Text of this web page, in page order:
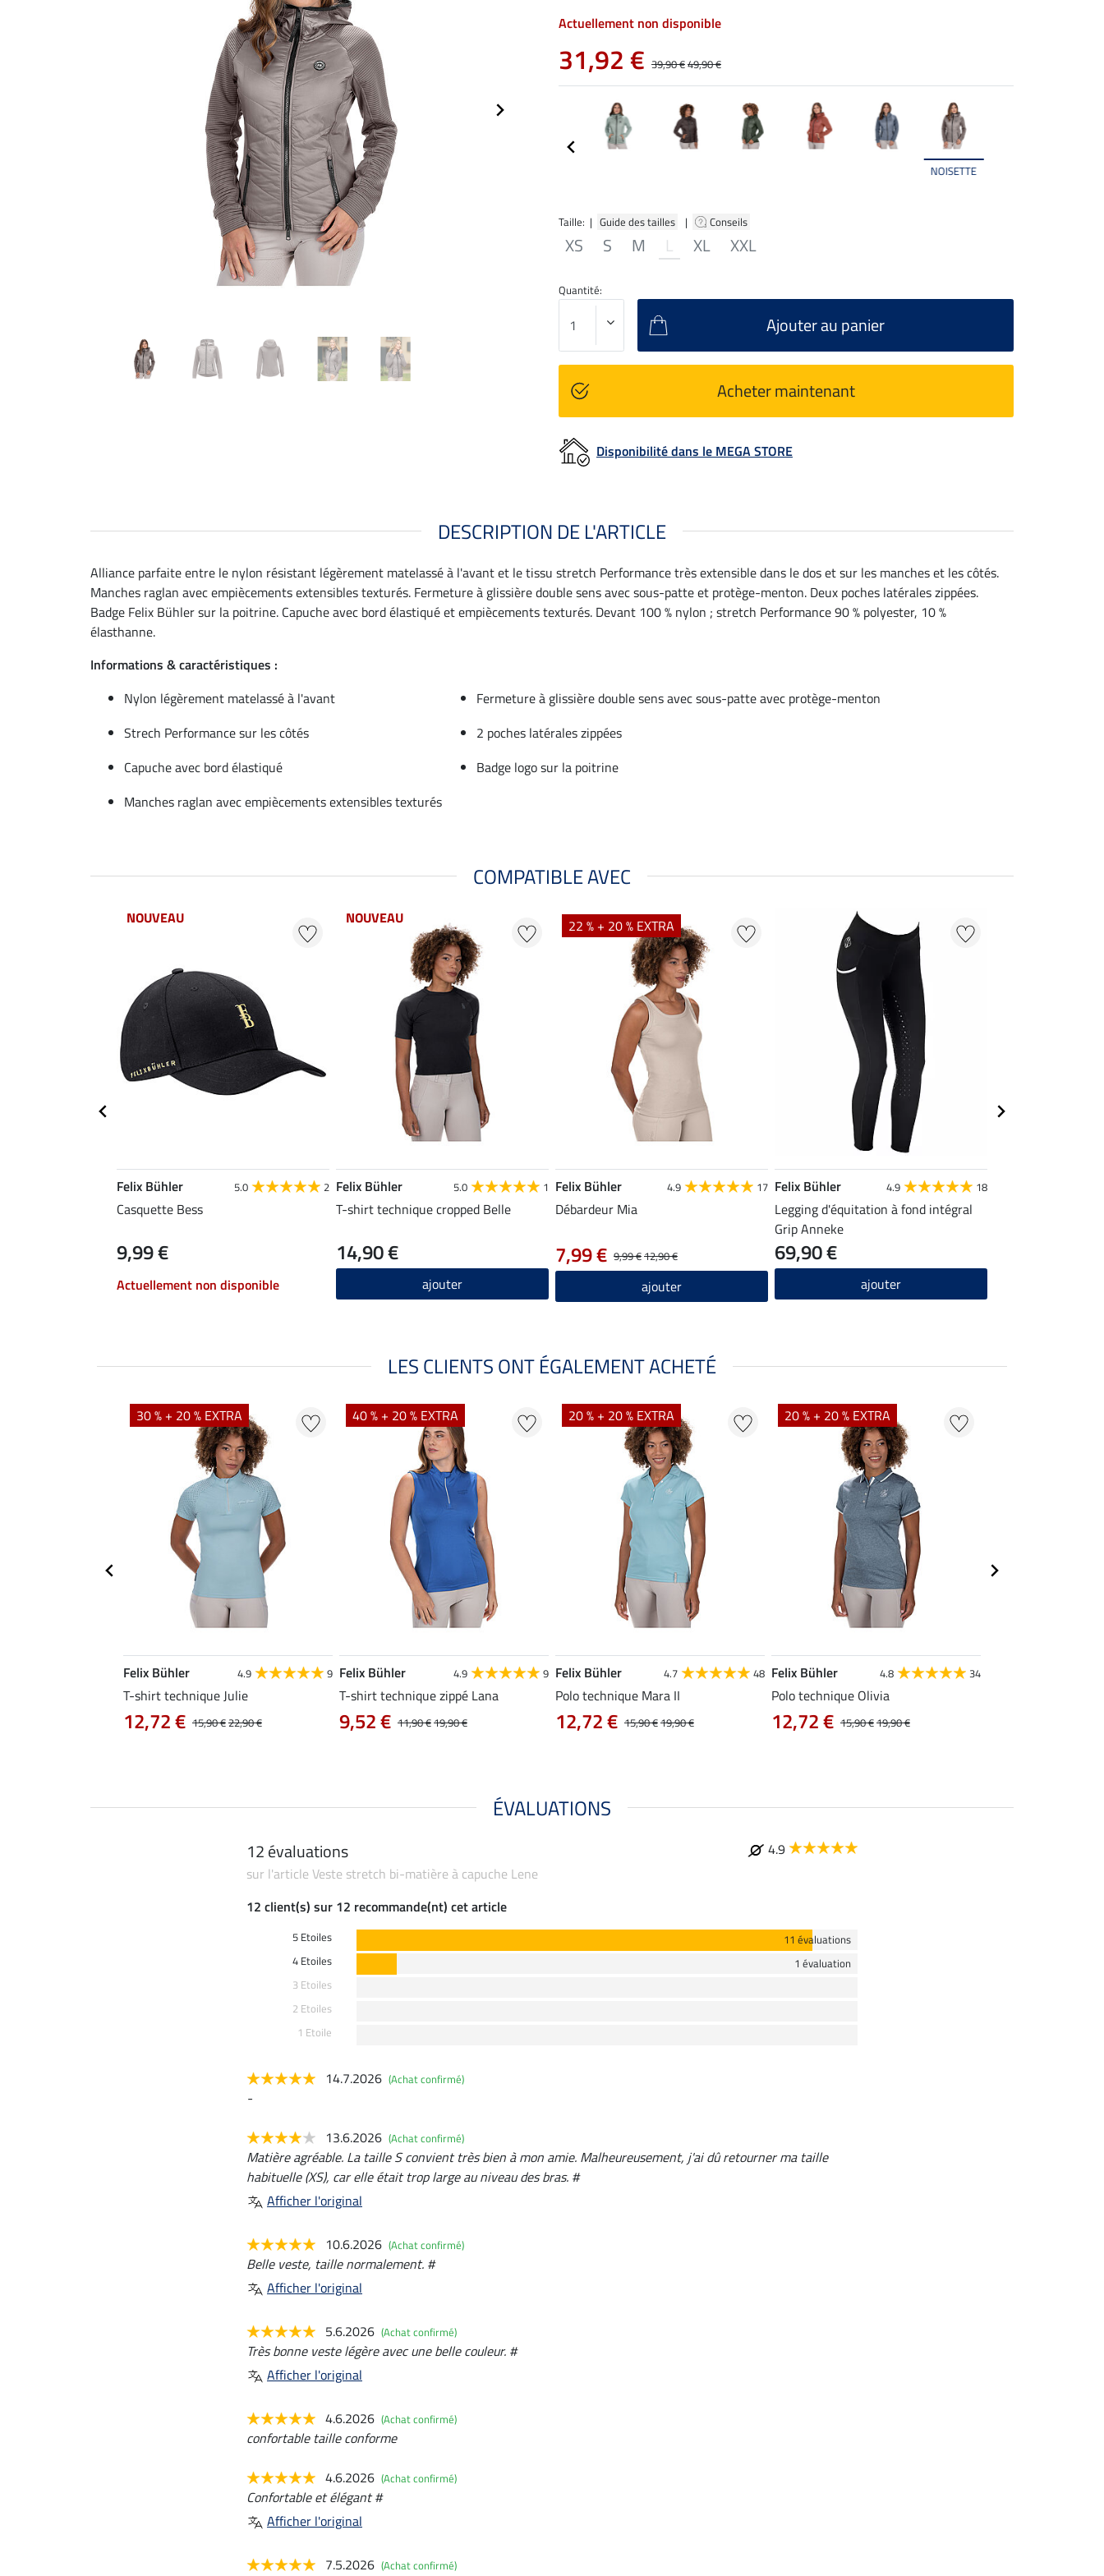
NOISETTE
Taille: | Guide des tailles | Conseils
XS S M L XL XXL
Actuellement non disponible
31,92 € 39,90 €49,90 €
Quantité:
Ajouter au panier
Acheter maintenant
Disponibilité dans le MEGA STORE
DESCRIPTION DE L'ARTICLE
Alliance parfaite entre le nylon résistant légèrement matelassé à l'avant et le tissu stretch Performance très extensible dans le dos et sur les manches et les côtés.
Manches raglan avec empiècements extensibles texturés. Fermeture à glissière double sens avec sous-patte et protège-menton. Deux poches latérales zippées.
Badge Felix Bühler sur la poitrine. Capuche avec bord élastiqué et empiècements texturés. Devant 100 % nylon ; stretch Performance 90 % polyester, 10 %
élasthanne.
Informations & caractéristiques :
Nylon légèrement matelassé à l'avant
Fermeture à glissière double sens avec sous-patte avec protège-menton
Strech Performance sur les côtés
2 poches latérales zippées
Capuche avec bord élastiqué
Badge logo sur la poitrine
Manches raglan avec empiècements extensibles texturés
COMPATIBLE AVEC
NOUVEAU
Felix Bühler 5.0 2
Casquette Bess
9,99 €
Actuellement non disponible
NOUVEAU
Felix Bühler 5.0 1
T-shirt technique cropped Belle
14,90 €
ajouter
22 % + 20 % EXTRA
Felix Bühler 4.9 17
Débardeur Mia
9,99 €12,90 €
7,99 €
ajouter
Felix Bühler 4.9 18
Legging d'équitation à fond intégral
Grip Anneke
69,90 €
ajouter
LES CLIENTS ONT ÉGALEMENT ACHETÉ
30 % + 20 % EXTRA
Felix Bühler 4.9 9
T-shirt technique Julie
15,90 €22,90 €
12,72 €
40 % + 20 % EXTRA
Felix Bühler 4.9 9
T-shirt technique zippé Lana
11,90 €19,90 €
9,52 €
20 % + 20 % EXTRA
Felix Bühler 4.7 48
Polo technique Mara II
15,90 €19,90 €
12,72 €
20 % + 20 % EXTRA
Felix Bühler 4.8 34
Polo technique Olivia
15,90 €19,90 €
12,72 €
ÉVALUATIONS
12 évaluations
4.9
sur l'article Veste stretch bi-matière à capuche Lene
12 client(s) sur 12 recommande(nt) cet article
5 Etoiles
11 évaluations
4 Etoiles
1 évaluation
3 Etoiles
2 Etoiles
1 Etoile
14.7.2026 (Achat confirmé)
-
13.6.2026 (Achat confirmé)
Matière agréable. La taille S convient très bien à mon amie. Malheureusement, j'ai dû retourner ma taille
habituelle (XS), car elle était trop large au niveau des bras. #
Afficher l'original
10.6.2026 (Achat confirmé)
Belle veste, taille normalement. #
Afficher l'original
5.6.2026 (Achat confirmé)
Très bonne veste légère avec une belle couleur. #
Afficher l'original
4.6.2026 (Achat confirmé)
confortable taille conforme
4.6.2026 (Achat confirmé)
Confortable et élégant #
Afficher l'original
7.5.2026 (Achat confirmé)